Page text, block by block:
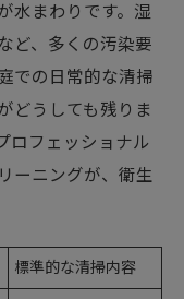
水まわりです。湿
ど、多くの汚染要
での日常的な清掃
どうしても残りま
ロフェッショナル
ーニングが、衛生
標準的な清掃内容